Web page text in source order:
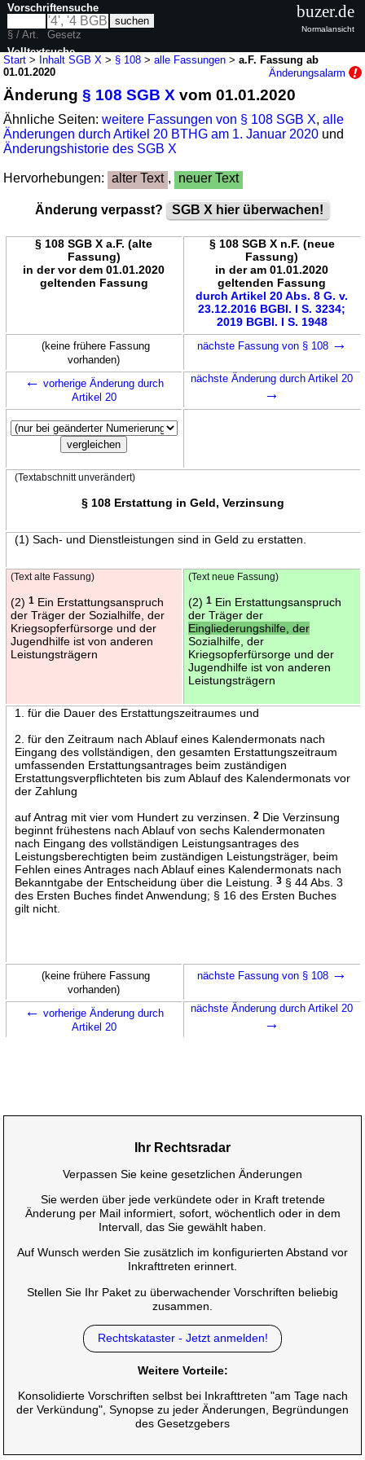
Start > Inhalt SGB X > § 108 >alle Fassungen >a.F. Fassung ab
01.01.2020
Änderungsalarm
Änderung§ 108 SGB X vom 01.01.2020
Ähnliche Seiten:weitere Fassungen von § 108 SGB X,alle
Änderungen durch Artikel 20 BTHG am 1. Januar 2020 und
Änderungshistorie des SGB X
Hervorhebungen: alter Text , neuer Text
Änderung verpasst? SGB X hier überwachen!
§ 108 SGB X a.F. (alte
Fassung)
in der vor dem 01.01.2020
geltenden Fassung
§ 108 SGB X n.F. (neue
Fassung)
in der am 01.01.2020
geltenden Fassung
durch Artikel 20 Abs. 8 G. v.
23.12.2016 BGBl. I S. 3234;
2019 BGBl. I S. 1948
(keine frühere Fassung
vorhanden)
nächste Fassung von § 108 →
← vorherige Änderung durch
Artikel 20
nächste Änderung durch Artikel 20
→
(Textabschnitt unverändert)
§ 108 Erstattung in Geld, Verzinsung
(1) Sach- und Dienstleistungen sind in Geld zu erstatten.
(Text alte Fassung)
(2) 1Ein Erstattungsanspruch
der Träger der Sozialhilfe, der
Kriegsopferfürsorge und der
Jugendhilfe ist von anderen
Leistungsträgern
(Text neue Fassung)
(2) 1Ein Erstattungsanspruch
der Träger der
Eingliederungshilfe, der
Sozialhilfe, der
Kriegsopferfürsorge und der
Jugendhilfe ist von anderen
Leistungsträgern
1. für die Dauer des Erstattungszeitraumes und
2. für den Zeitraum nach Ablauf eines Kalendermonats nach
Eingang des vollständigen, den gesamten Erstattungszeitraum
umfassenden Erstattungsantrages beim zuständigen
Erstattungsverpflichteten bis zum Ablauf des Kalendermonats vor
der Zahlung
auf Antrag mit vier vom Hundert zu verzinsen.
2Die Verzinsung
beginnt frühestens nach Ablauf von sechs Kalendermonaten
nach Eingang des vollständigen Leistungsantrages des
Leistungsberechtigten beim zuständigen Leistungsträger, beim
Fehlen eines Antrages nach Ablauf eines Kalendermonats nach
Bekanntgabe der Entscheidung über die Leistung.
3§ 44 Abs. 3
des Ersten Buches findet Anwendung; § 16 des Ersten Buches
gilt nicht.
(keine frühere Fassung
vorhanden)
nächste Fassung von § 108 →
← vorherige Änderung durch
Artikel 20
nächste Änderung durch Artikel 20
→
Vorschriftensuche
§ / Art.
Gesetz
Volltextsuche
buzer.de
Normalansicht
Ihr Rechtsradar
Verpassen Sie keine gesetzlichen Änderungen
Sie werden über jede verkündete oder in Kraft tretende
Änderung per Mail informiert, sofort, wöchentlich oder in dem
Intervall, das Sie gewählt haben.
Auf Wunsch werden Sie zusätzlich im konfigurierten Abstand vor
Inkrafttreten erinnert.
Stellen Sie Ihr Paket zu überwachender Vorschriften beliebig
zusammen.
Rechtskataster - Jetzt anmelden!
Weitere Vorteile:
Konsolidierte Vorschriften selbst bei Inkrafttreten "am Tage nach
der Verkündung", Synopse zu jeder Änderungen, Begründungen
des Gesetzgebers